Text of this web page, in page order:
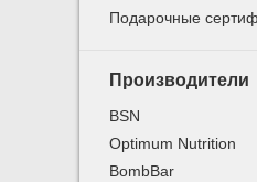
Подарочные
Производители
BSN
Optimum Nutrition
BombBar